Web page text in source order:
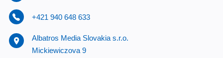
+421 940 648 633
Albatros Media Slovakia s.r.o.
Mickiewiczova 9